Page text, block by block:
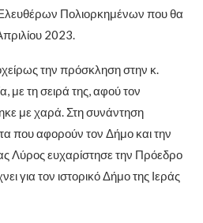
Πολιορκημένων που θα
2023.
την πρόσκληση στην κ.
με τη σειρά της, αφού τον
με χαρά. Στη συνάντηση
που αφορούν τον Δήμο και την
Λύρος ευχαρίστησε την Πρόεδρο
για τον ιστορικό Δήμο της Ιεράς